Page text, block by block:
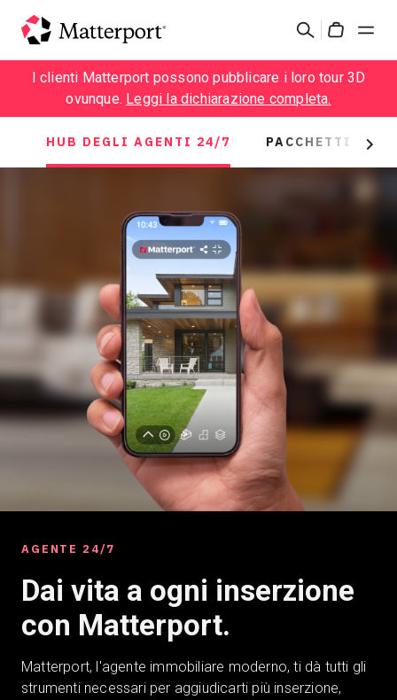
content
Cerca
Soluzioni
Prodotti
Scopri le novità
Contattaci
Accedi
Prova gratuita
Vendite:+39 02 87045024
IT
I clienti Matterport possono pubblicare i loro tour 3D
ovunque. Leggi la dichiarazione completa.
HUB DEGLI AGENTI 24/7 PACCHETTI FAI
Next
AGENTE 24/7
Dai vita a ogni inserzione
con Matterport.
Matterport, l'agente immobiliare moderno, ti dà tutti gli
strumenti necessari per aggiudicarti più inserzione,